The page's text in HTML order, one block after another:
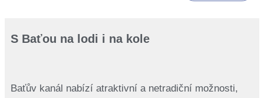
S Baťou na lodi i na kole
Baťův kanál nabízí atraktivní a netradiční možnosti,